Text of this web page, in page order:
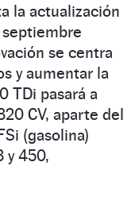
la actualización
se centra
y aumentar la
TDi pasará a
CV, aparte del
(gasolina)
y 450,